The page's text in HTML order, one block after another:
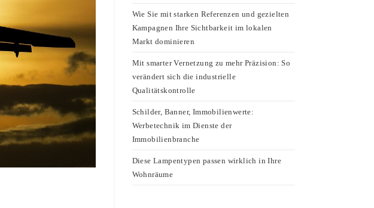
Wie Sie mit starken Referenzen und gezielten
Kampagnen Ihre Sichtbarkeit im lokalen
Markt dominieren
Mit smarter Vernetzung zu mehr Präzision: So
verändert sich die industrielle
Qualitätskontrolle
Schilder, Banner, Immobilienwerte:
Werbetechnik im Dienste der
Immobilienbranche
Diese Lampentypen passen wirklich in Ihre
Wohnräume